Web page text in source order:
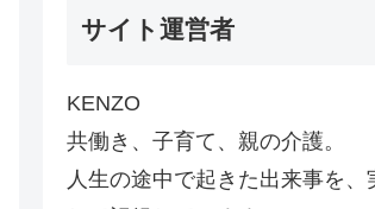
サイト運営者
KENZO
共働き、子育て、親の介護。
人生の途中で起きた出来事を、